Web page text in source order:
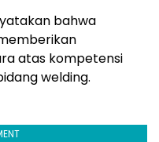
bahwa
atas kompetensi
welding.